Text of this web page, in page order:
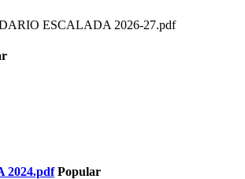
ESCALADA 2026-27.pdf
2024.pdf Popular